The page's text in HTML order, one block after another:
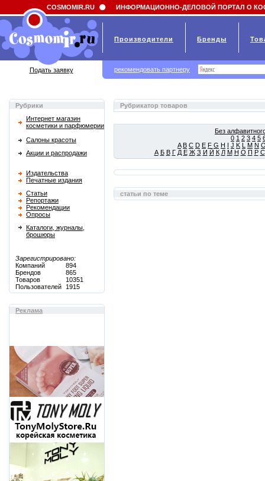
Field 'news_title' doesn't have a default value
Рубрики
Интернет магазин
косметики и парфюмерии
Салоны красоты
Акции и распродажи
Издательства
Печатные издания
Статьи
Репортажи
Рекомендации
Опросы
Каталоги, журналы,
брошюры
Зарегистрировано:
Компаний
894
Брендов
865
Товаров
10351
Пользователей
1915
Реклама
Рубрикатор товаров
Без
0 1 2 3 4 5
A B C D E F G H I J K L M N
А Б В Г Д Е Ж З И Й К Л М Н О П Р С
статьи по теме
COSMOMIR.RU ИНФОРМАЦИОННО-ДЕЛОВОЙ ПОРТАЛ О
Производители Бренды
Подать заявку рекомендовать партнеру